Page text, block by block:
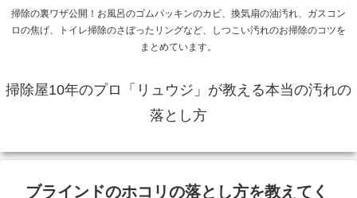
掃除の裏ワザ公開！お風呂のゴムパッキンのカビ、換気扇の油汚れ、ガスコン
ロの焦げ、トイレ掃除のさぼったリングなど、しつこい汚れのお掃除のコツを
まとめています。
掃除屋10年のプロ「リュウジ」が教える本当の汚れの
落とし方
ブラインドのホコリの落とし方を教えてく